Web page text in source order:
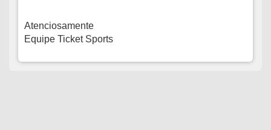
Atenciosamente
Equipe Ticket Sports